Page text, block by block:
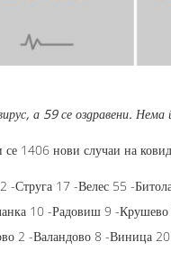
а 59 се оздравени.
се 1406 нови случаи на
Струга 17 -Велес 55 -
10 -Радовиш 9 -
2 -Валандово 8 -Виница